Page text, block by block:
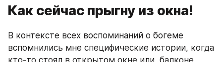
Как сейчас прыгну из окна!
В контексте всех воспоминаний о богеме
вспомнились мне специфические истории, когда
кто-то стоял в открытом окне или  балконе